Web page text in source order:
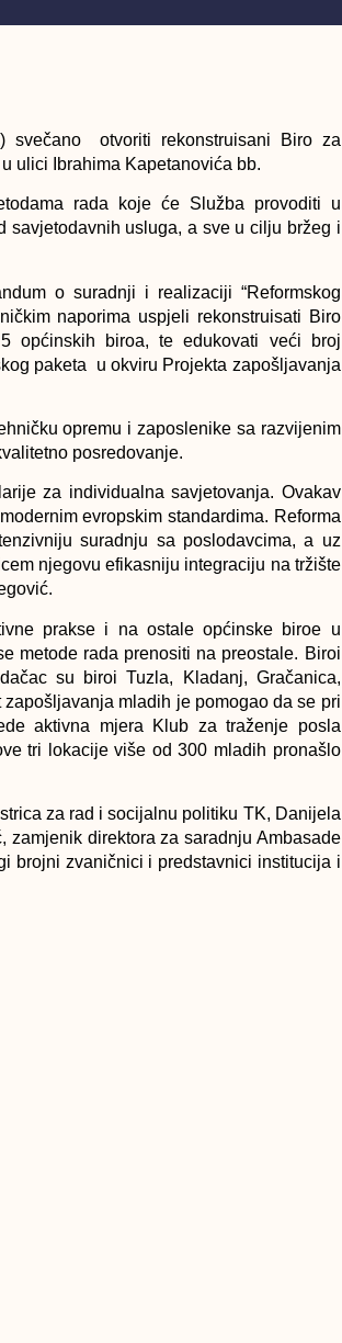
svečano otvoriti rekonstruisani Biro za
ulici Ibrahima Kapetanovića bb.
rada koje će Služba provoditi u
savjetodavnih usluga, a sve u cilju bržeg i
o suradnji i realizaciji “Reformskog
naporima uspjeli rekonstruisati Biro
općinskih biroa, te edukovati veći broj
paketa u okviru Projekta zapošljavanja
opremu i zaposlenike sa razvijenim
posredovanje.
za individualna savjetovanja. Ovakav
evropskim standardima. Reforma
suradnju sa poslodavcima, a uz
njegovu efikasniju integraciju na tržište
prakse i na ostale općinske biroe u
metode rada prenositi na preostale. Biroi
su biroi Tuzla, Kladanj, Gračanica,
mladih je pomogao da se pri
aktivna mjera Klub za traženje posla
tri lokacije više od 300 mladih pronašlo
za rad i socijalnu politiku TK, Danijela
zamjenik direktora za saradnju Ambasade
brojni zvaničnici i predstavnici institucija i